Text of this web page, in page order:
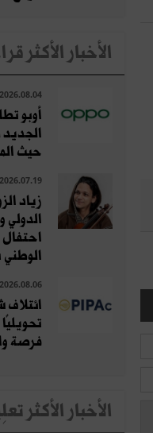
الأخبار الأكثر
2026.08.04
الجديد
حيث
2026.07.19
زياد
احتفال
2026.08.06
ائتلاف
فرصة
الأخبار الأكثر